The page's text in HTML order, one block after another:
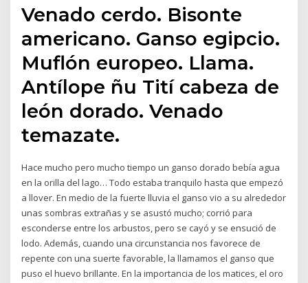
Venado cerdo. Bisonte
americano. Ganso egipcio.
Muflón europeo. Llama.
Antílope ñu Tití cabeza de
león dorado. Venado
temazate.
Hace mucho pero mucho tiempo un ganso dorado bebía agua
en la orilla del lago… Todo estaba tranquilo hasta que empezó
a llover. En medio de la fuerte lluvia el ganso vio a su alrededor
unas sombras extrañas y se asustó mucho; corrió para
esconderse entre los arbustos, pero se cayó y se ensució de
lodo. Además, cuando una circunstancia nos favorece de
repente con una suerte favorable, la llamamos el ganso que
puso el huevo brillante. En la importancia de los matices, el oro